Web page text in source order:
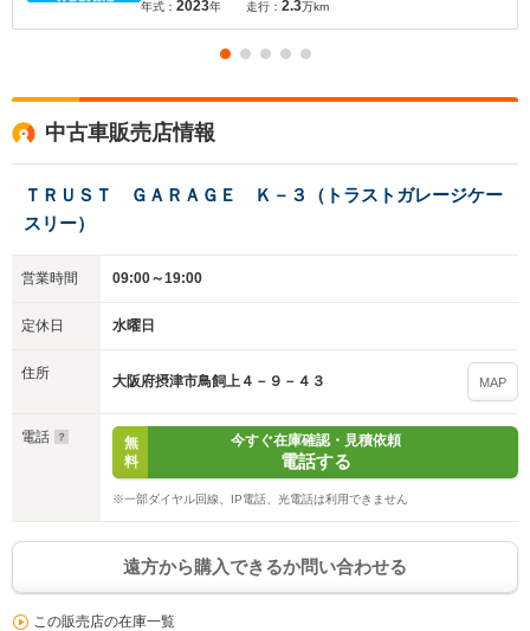
クビューモニター/車線逸脱防止支援システム
年式： 2023年
走行： 2.3万km
中古車販売店情報
ＴＲＵＳＴ ＧＡＲＡＧＥ Ｋ－３（トラストガレージケー
スリー）
営業時間 09:00～19:00
定休日 水曜日
住所 大阪府摂津市鳥飼上４－９－４３ MAP
電話
無
料
今すぐ在庫確認・見積依頼
電話する
※一部ダイヤル回線、IP電話、光電話は利用できません
遠方から購入できるか問い合わせる
この販売店の在庫一覧
※次回問い合わせをする際に自動入力されます
※保存された情報は90日で破棄されます
いいえ